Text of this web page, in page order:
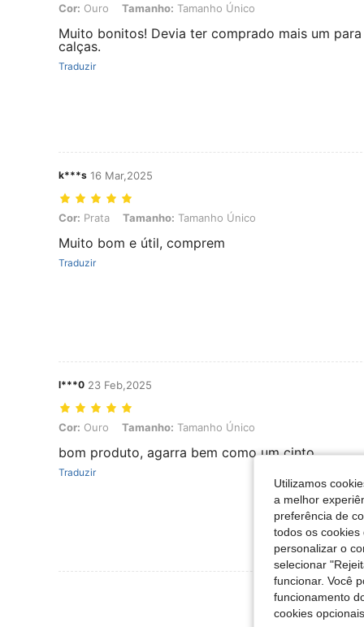
Cor: Ouro, Tamanho: Tamanho Único
Cor: Ouro Tamanho: Tamanho Único
Muito bonitos! Devia ter comprado mais um
calças.
Traduzir
k***s 16 Mar,2025
Cor: Prata, Tamanho: Tamanho Único
Cor: Prata Tamanho: Tamanho Único
Muito bom e útil, comprem
Traduzir
l***0 23 Feb,2025
Cor: Ouro, Tamanho: Tamanho Único
Cor: Ouro Tamanho: Tamanho Único
bom produto, agarra bem como um cinto
Traduzir
Ver Mais
Utilizamos
a melhor
preferência de
todos os
personalizar o
selecionar
funcionar. Você
funcionamento
cookies